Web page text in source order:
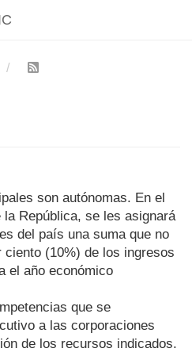
son autónomas. En el
República, se les asignará
del país una suma que no
(10%) de los ingresos
el año económico
que se
a las corporaciones
de los recursos indicados.